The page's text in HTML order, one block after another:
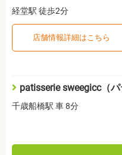
経堂駅 徒歩2分
店舗情報詳細はこちら
patisserie sweegicc（
千歳船橋駅 車 8分